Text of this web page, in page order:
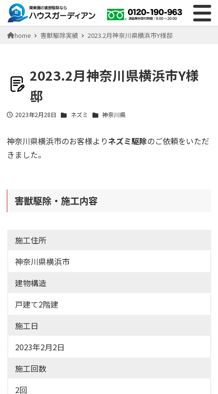
home 害獣駆除実績 2023.2月神奈川県横浜市Y様邸
2023.2月神奈川県横浜市Y様
邸
投稿日
2023年2月28日 ネズミ 神奈川県
神奈川県横浜市のお客様よりネズミ駆除のご依頼をいただ
きました。
害獣駆除・施工内容
施工住所
神奈川県横浜市
建物構造
戸建て2階建
施工日
2023年2月2日
施工回数
2回